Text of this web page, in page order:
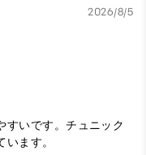
2026/8/5
すいです。チュニック
ます。